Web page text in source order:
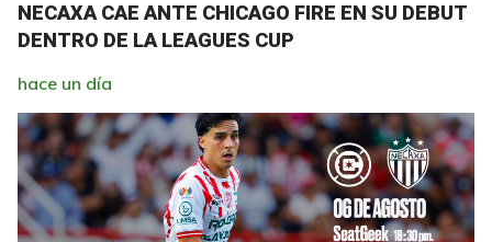
NECAXA CAE ANTE CHICAGO FIRE EN SU DEBUT
DENTRO DE LA LEAGUES CUP
hace un día